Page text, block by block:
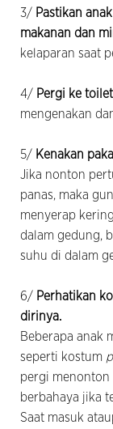
3/ Pastikan
makanan dan
kelaparan saat
4/ Pergi ke toilet
mengenakan
5/ Kenakan
Jika nonton
panas, maka
menyerap
dalam gedung,
suhu di dalam
6/ Perhatikan
dirinya.
Beberapa anak
seperti kostum
pergi menonton
berbahaya jika
Saat masuk